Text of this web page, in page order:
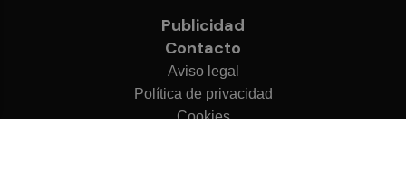
Publicidad
Contacto
Aviso legal
Política de privacidad
Cookies